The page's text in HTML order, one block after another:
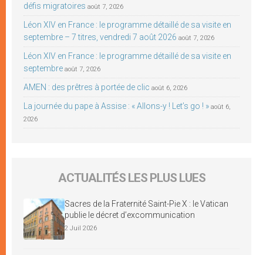
défis migratoires août 7, 2026
Léon XIV en France : le programme détaillé de sa visite en
septembre – 7 titres, vendredi 7 août 2026 août 7, 2026
Léon XIV en France : le programme détaillé de sa visite en
septembre août 7, 2026
AMEN : des prêtres à portée de clic août 6, 2026
La journée du pape à Assise : « Allons-y ! Let’s go ! » août 6,
2026
ACTUALITÉS LES PLUS LUES
Sacres de la Fraternité Saint-Pie X : le Vatican
publie le décret d’excommunication
2 Juil 2026